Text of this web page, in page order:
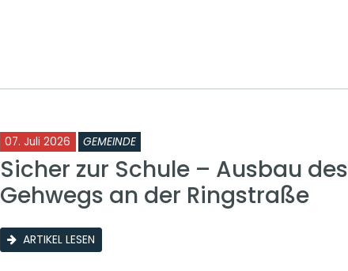
07. Juli 2026 GEMEINDE
Sicher zur Schule – Ausbau des
Gehwegs an der Ringstraße
ARTIKEL LESEN